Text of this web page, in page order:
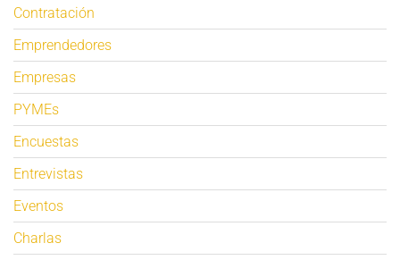
Contratación
Emprendedores
Empresas
PYMEs
Encuestas
Entrevistas
Eventos
Charlas